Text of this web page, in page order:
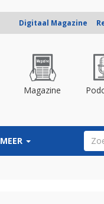
Digitaal Magazine
Magazine
MEER